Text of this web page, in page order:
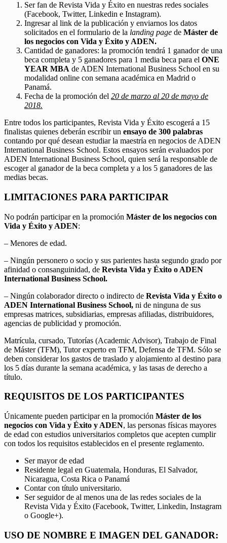
Ser fan de Revista Vida y Éxito en nuestras redes sociales
(Facebook, Twitter, Linkedin e Instagram).
Ingresar al link de la publicación y enviarnos los datos
solicitados en el formulario de la landing page de Máster de
los negocios con Vida y Éxito y ADEN.
Cantidad de ganadores: la promoción tendrá 1 ganador de una
beca completa y 5 ganadores para 1 media beca para el ONE
YEAR MBA de ADEN International Business School en su
modalidad online con semana académica en Madrid o
Panamá.
Fecha de la promoción del 20 de marzo al 20 de mayo de
2018.
Entre todos los participantes, Revista Vida y Éxito escogerá a 15
finalistas quienes deberán escribir un ensayo de 300 palabras
contando por qué desean estudiar la maestría en negocios de ADEN
International Business School. Estos ensayos serán evaluados por
ADEN International Business School, quien será la responsable de
escoger al ganador de la beca completa y a los 5 ganadores de las
medias becas.
LIMITACIONES PARA PARTICIPAR
No podrán participar en la promoción Máster de los negocios con
Vida y Éxito y ADEN:
– Menores de edad.
– Ningún personero o socio y sus parientes hasta segundo grado por
afinidad o consanguinidad, de Revista Vida y Éxito o ADEN
International Business School.
– Ningún colaborador directo o indirecto de Revista Vida y Éxito o
ADEN International Business School, ni de ninguna de sus
empresas matrices, subsidiarias, empresas afiliadas, distribuidores,
agencias de publicidad y promoción.
Matrícula, cursado, Tutorías (Academic Advisor), Trabajo de Final
de Máster (TFM), Tutor experto en TFM, Defensa de TFM. Sólo se
deben considerar los gastos de traslado y alojamiento al destino para
los 5 días durante la semana académica, y las tasas de derecho a
título.
REQUISITOS DE LOS PARTICIPANTES
Únicamente pueden participar en la promoción Máster de los
negocios con Vida y Éxito y ADEN, las personas físicas mayores
de edad con estudios universitarios completos que acepten cumplir
con todos los requisitos establecidos en el presente reglamento.
Ser mayor de edad
Residente legal en Guatemala, Honduras, El Salvador,
Nicaragua, Costa Rica o Panamá
Contar con título universitario.
Ser seguidor de al menos una de las redes sociales de la
Revista Vida y Éxito (Facebook, Twitter, Linkedin, Instagram
o Google+).
USO DE NOMBRE E IMAGEN DEL GANADOR: